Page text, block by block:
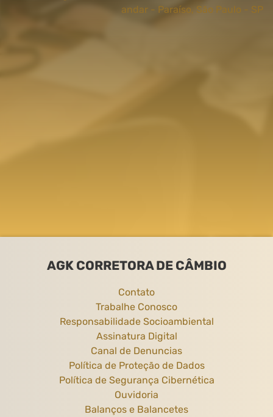
AGK CORRETORA DE CÂMBIO
Contato
Trabalhe Conosco
Responsabilidade Socioambiental
Assinatura Digital
Canal de Denuncias
Política de Proteção de Dados
Política de Segurança Cibernética
Ouvidoria
Balanços e Balancetes